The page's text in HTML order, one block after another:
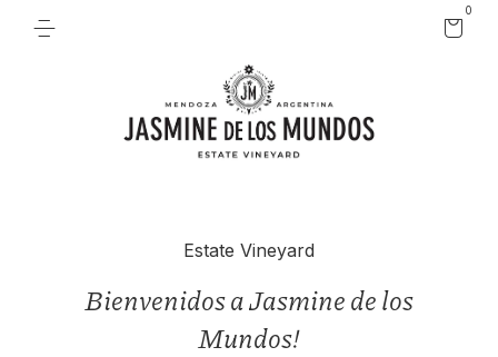
0
Estate Vineyard
Bienvenidos a Jasmine de los
Mundos!